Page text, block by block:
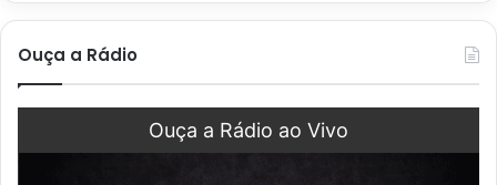
Ouça a Rádio
Ouça a Rádio ao Vivo